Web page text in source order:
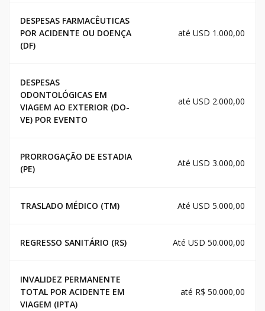
DESPESAS FARMACÊUTICAS
POR ACIDENTE OU DOENÇA
(DF)
até USD 1.000,00
DESPESAS
ODONTOLÓGICAS EM
VIAGEM AO EXTERIOR (DO-
VE) POR EVENTO
até USD 2.000,00
PRORROGAÇÃO DE ESTADIA
(PE)
Até USD 3.000,00
TRASLADO MÉDICO (TM) Até USD 5.000,00
REGRESSO SANITÁRIO (RS) Até USD 50.000,00
INVALIDEZ PERMANENTE
TOTAL POR ACIDENTE EM
VIAGEM (IPTA)
até R$ 50.000,00